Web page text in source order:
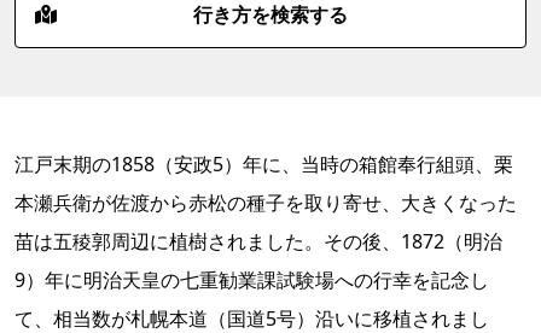
行き方を検索する
江戸末期の1858（安政5）年に、当時の箱館奉行組頭、栗
本瀬兵衛が佐渡から赤松の種子を取り寄せ、大きくなった
苗は五稜郭周辺に植樹されました。その後、1872（明治
9）年に明治天皇の七重勧業課試験場への行幸を記念し
て、相当数が札幌本道（国道5号）沿いに移植されまし